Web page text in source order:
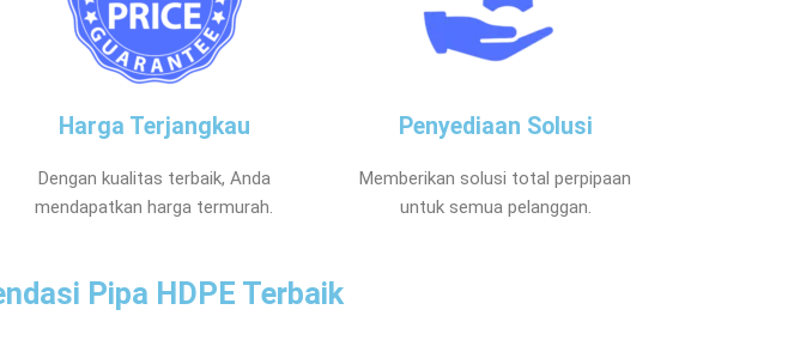
Harga Terjangkau
Dengan kualitas terbaik, Anda
mendapatkan harga termurah.
Penyediaan Solusi
Memberikan solusi total perpipaan
untuk semua pelanggan.
Pipa HDPE Terbaik